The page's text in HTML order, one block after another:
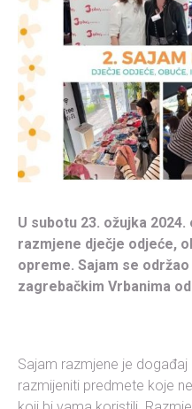
U subotu 23. ožujka
razmjene dječje odjeće,
opreme. Sajam se
zagrebačkim Vrbanima
Sajam razmjene je
razmijeniti predmete koje